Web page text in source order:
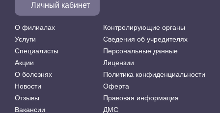
О филиалах
Услуги
Специалисты
Акции
О болезнях
Новости
Отзывы
Вакансии
Контролирующие органы
Сведения об учредителях
Персональные данные
Лицензии
Политика конфиденциальности
Оферта
Правовая информация
ДМС
Личный кабинет